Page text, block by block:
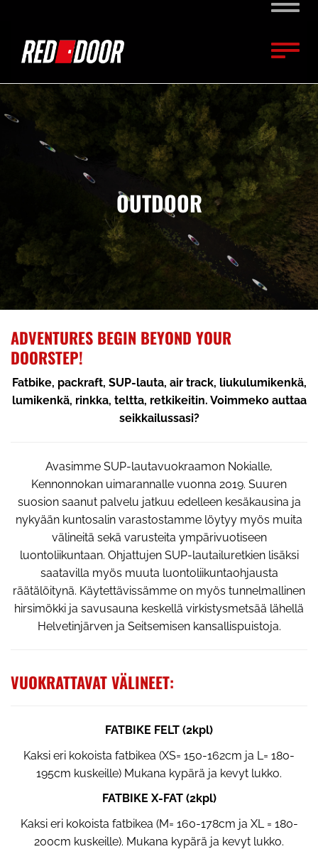
OUTDOOR
ADVENTURES BEGIN BEYOND YOUR
DOORSTEP!
Fatbike, packraft, SUP-lauta, air track, liukulumikenkä,
lumikenkä, rinkka, teltta, retkikeitin. Voimmeko auttaa
seikkailussasi?
Avasimme SUP-lautavuokraamon Nokialle,
Kennonnokan uimarannalle vuonna 2019. Suuren
suosion saanut palvelu jatkuu edelleen kesäkausina ja
nykyään kuntosalin varastostamme löytyy myös muita
välineitä sekä varusteita ympärivuotiseen
luontoliikuntaan. Ohjattujen SUP-lautailuretkien lisäksi
saatavilla myös muuta luontoliikuntaohjausta
räätälöitynä. Käytettävissämme on myös tunnelmallinen
hirsimökki ja savusauna keskellä virkistysmetsää lähellä
Helvetinjärven ja Seitsemisen kansallispuistoja.
VUOKRATTAVAT VÄLINEET:
FATBIKE FELT (2kpl)
Kaksi eri kokoista fatbikea (XS= 150-162cm ja L= 180-
195cm kuskeille) Mukana kypärä ja kevyt lukko.
FATBIKE X-FAT (2kpl)
Kaksi eri kokoista fatbikea (M= 160-178cm ja XL = 180-
200cm kuskeille). Mukana kypärä ja kevyt lukko.